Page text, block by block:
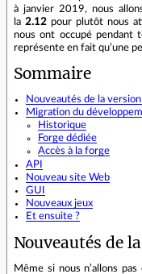
à janvier 2019, nous
la 2.12 pour plutôt nous
nous ont occupé pendant
représente en fait qu’une
Sommaire
Nouveautés de la
Migration du
Historique
Forge dédiée
Accès à la forge
API
Nouveau site Web
GUI
Nouveaux jeux
Et ensuite ?
Nouveautés de
Même si nous n’allons